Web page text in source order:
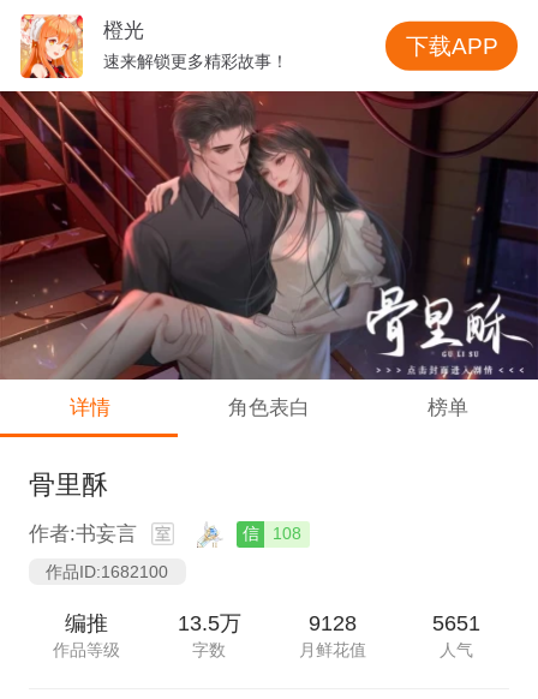
详情 角色表白 榜单
骨里酥
作者:书妄言 信
108
作品ID:1682100
编推
作品等级
13.5万
字数
9128
月鲜花值
5651
人气
橙光
速来解锁更多精彩故事！
下载APP